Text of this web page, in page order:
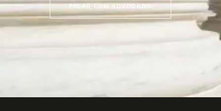
FALAR COM ADVOGADO